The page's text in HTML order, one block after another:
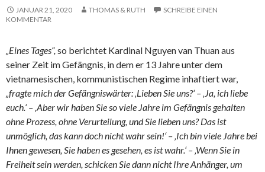
JANUAR 21, 2020 THOMAS & RUTH
SCHREIBE EINEN
KOMMENTAR
„Eines Tages“, so berichtet Kardinal Nguyen van Thuan aus
seiner Zeit im Gefängnis, in dem er 13 Jahre unter dem
vietnamesischen, kommunistischen Regime inhaftiert war,
„fragte mich der Gefängniswärter: ‚Lieben Sie uns?‘ – ‚Ja, ich liebe
euch.‘ – ‚Aber wir haben Sie so viele Jahre im Gefängnis gehalten
ohne Prozess, ohne Verurteilung, und Sie lieben uns? Das ist
unmöglich, das kann doch nicht wahr sein!‘ – ‚Ich bin viele Jahre bei
Ihnen gewesen, Sie haben es gesehen, es ist wahr.‘ – ‚Wenn Sie in
Freiheit sein werden, schicken Sie dann nicht Ihre Anhänger, um